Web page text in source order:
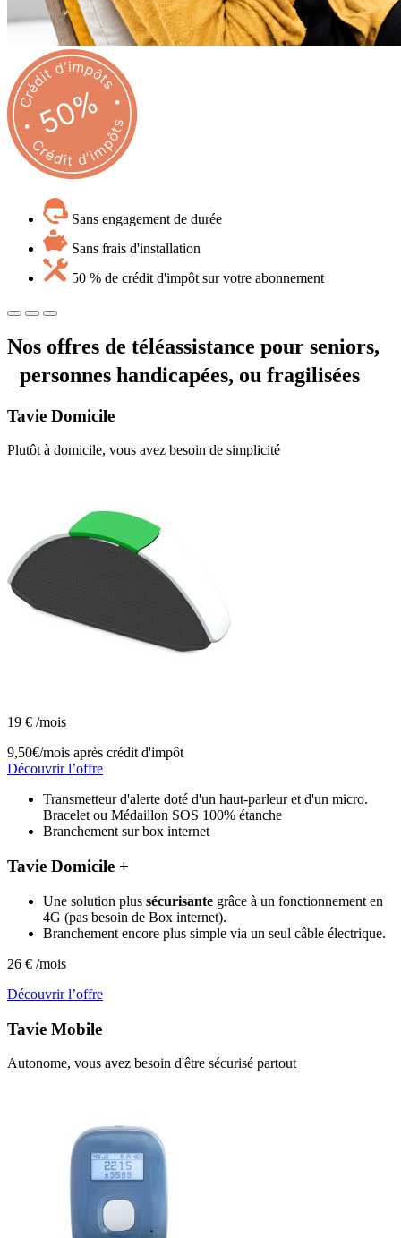
Sans engagement de durée
Sans frais d'installation
50 % de crédit d'impôt sur votre abonnement
Nos offres de téléassistance pour seniors,
personnes handicapées, ou fragilisées
Tavie Domicile
Plutôt à domicile, vous avez besoin de simplicité
19 € /mois
9,50€/mois après crédit d'impôt
Découvrir l’offre
Transmetteur d'alerte doté d'un haut-parleur et d'un micro.
Bracelet ou Médaillon SOS 100% étanche
Branchement sur box internet
Tavie Domicile +
Une solution plus sécurisante grâce à un fonctionnement en
4G (pas besoin de Box internet).
Branchement encore plus simple via un seul câble électrique.
26 € /mois
Découvrir l’offre
Tavie Mobile
Autonome, vous avez besoin d'être sécurisé partout